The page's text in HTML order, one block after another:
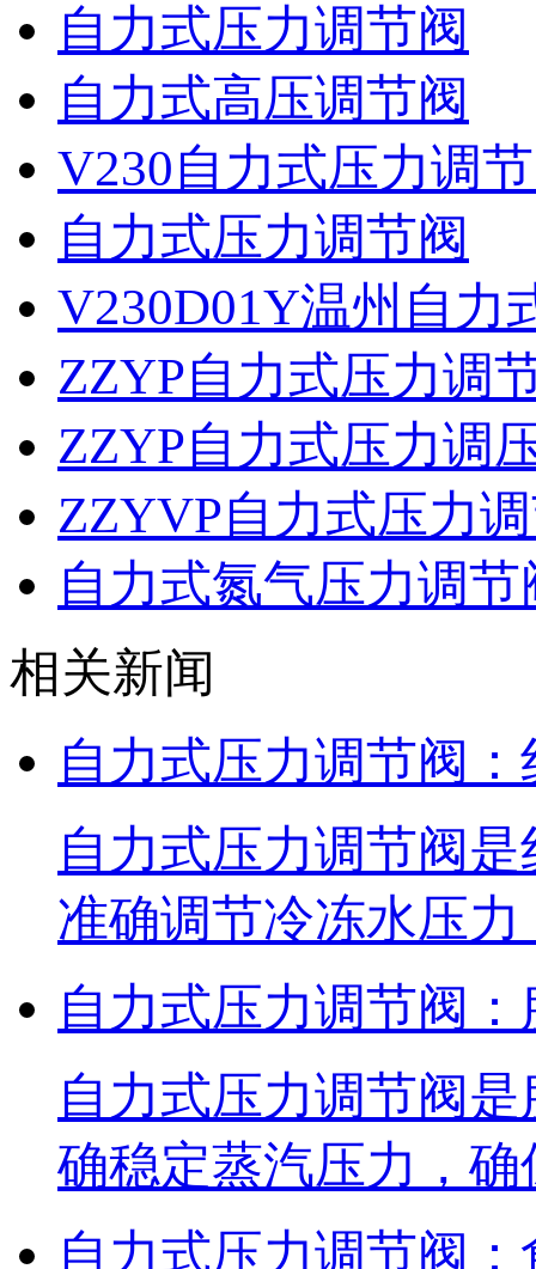
自力式压力调节阀
自力式高压调节阀
V230自力式压力调
自力式压力调节阀
V230D01Y温州自力
ZZYP自力式压力调
ZZYP自力式压力调
ZZYVP自力式压力
自力式氮气压力调节
相关新闻
自力式压力调节阀
自力式压力调节阀
准确调节冷冻水压
自力式压力调节阀
自力式压力调节阀
确稳定蒸汽压力，
自力式压力调节阀